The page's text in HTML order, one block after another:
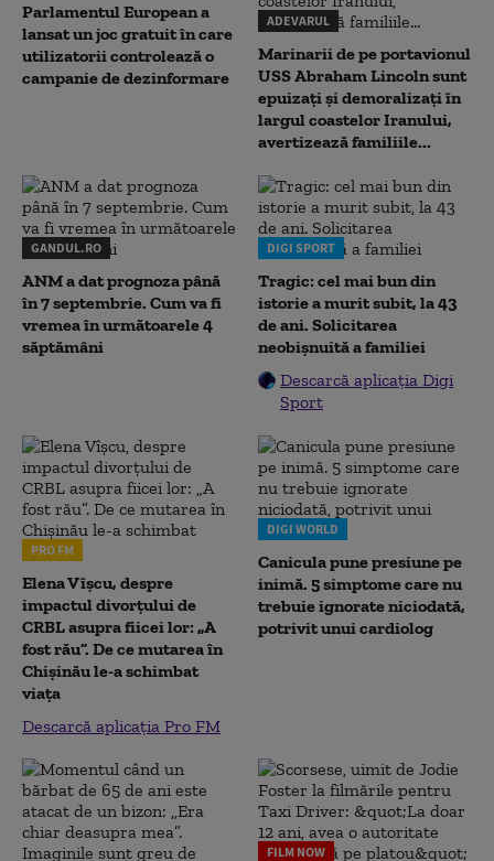
Parlamentul European a
lansat un joc gratuit în care
utilizatorii controlează o
campanie de dezinformare
ADEVARUL
Marinarii de pe portavionul
USS Abraham Lincoln sunt
epuizați și demoralizați în
largul coastelor Iranului,
avertizează familiile...
GANDUL.RO
ANM a dat prognoza până
în 7 septembrie. Cum va fi
vremea în următoarele 4
săptămâni
DIGI SPORT
Tragic: cel mai bun din
istorie a murit subit, la 43
de ani. Solicitarea
neobișnuită a familiei
Descarcă aplicația Digi
Sport
PRO FM
Elena Vîșcu, despre
impactul divorțului de
CRBL asupra fiicei lor: „A
fost rău”. De ce mutarea în
Chișinău le-a schimbat
viața
Descarcă aplicația Pro FM
DIGI WORLD
Canicula pune presiune pe
inimă. 5 simptome care nu
trebuie ignorate niciodată,
potrivit unui cardiolog
FILM NOW